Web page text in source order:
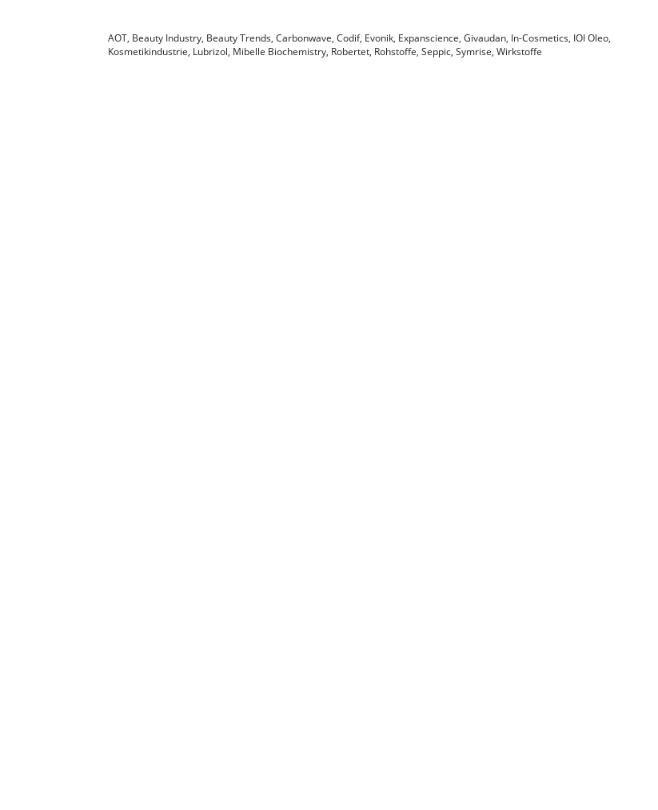
AOT, Beauty Industry, Beauty Trends, Carbonwave, Codif, Evonik, Expanscience, Givaudan, In-Cosmetics, IOI Oleo,
Kosmetikindustrie, Lubrizol, Mibelle Biochemistry, Robertet, Rohstoffe, Seppic, Symrise, Wirkstoffe